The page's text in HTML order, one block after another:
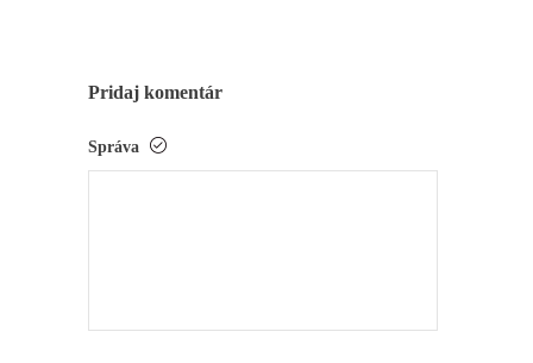
Pridaj komentár
Správa